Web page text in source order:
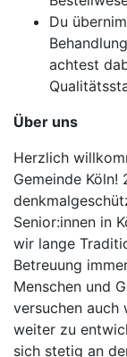
Du
achtest
Über uns
Herzlich
Gemeinde
Senior:innen in
wir lange
Betreuung
Menschen und
versuchen auch
weiter zu
sich stetig an